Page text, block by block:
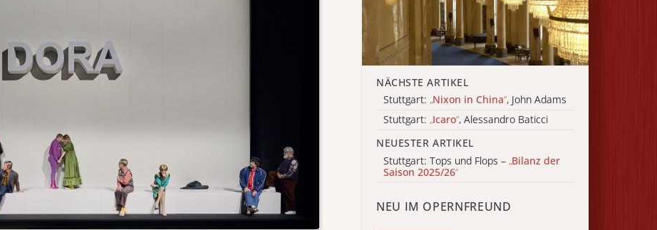
NÄCHSTE ARTIKEL
Stuttgart: „Nixon in China“, John Adams
Stuttgart: „Icaro“, Alessandro Baticci
NEUESTER ARTIKEL
Stuttgart: Tops und Flops – „Bilanz der
Saison 2025/26“
NEU IM OPERNFREUND